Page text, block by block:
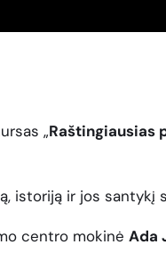
„Raštingiausias
istoriją ir jos santykį
centro mokinė Ada